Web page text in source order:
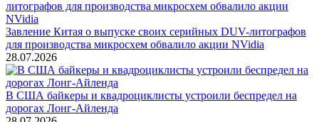
Завление Китая о выпуске своих серийных DUV-литографов
для производства микросхем обвалило акции NVidia
28.07.2026
В США байкеры и квадроциклисты устроили беспредел на
дорогах Лонг-Айленда